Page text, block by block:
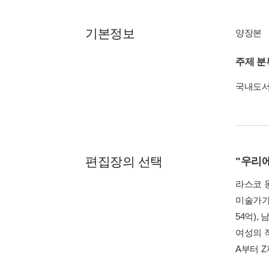
기본정보 양장본
주제 분
국내도
편집장의 선택 "우리
라스코
미술가
54억),
여성의
A부터 Z